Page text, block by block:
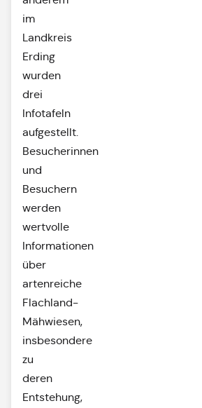
im
Landkreis
Erding
wurden
drei
Infotafeln
aufgestellt.
Besucherinnen
und
Besuchern
werden
wertvolle
Informationen
über
artenreiche
Flachland-
Mähwiesen,
insbesondere
zu
deren
Entstehung,